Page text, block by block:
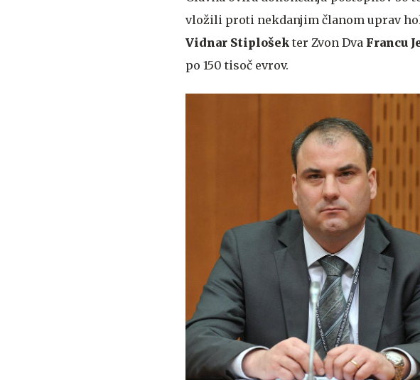
vložili proti nekdanjim članom uprav
Vidnar Stiplošek ter Zvon Dva Francu
po 150 tisoč evrov.